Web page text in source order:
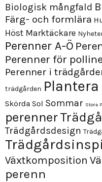
Biologisk mångfald
Färg- och formlära
Höst Marktäckare
Perenner A-Ö
Perenner för
Perenner i
trädgården
Skörda Sol Sommar Stora
perenner
Trädgårdsdesign
Växtkomposition
perenn